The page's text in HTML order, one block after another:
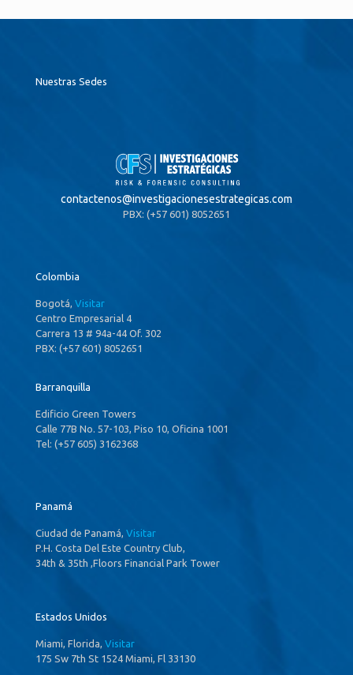
Nuestras Sedes
contactenos@investigacionesestrategicas.com
PBX: (+57 601) 8052651
Colombia
Bogotá, Visitar
Centro Empresarial 4
Carrera 13 # 94a-44 Of. 302
PBX: (+57 601) 8052651
Barranquilla
Edificio Green Towers
Calle 77B No. 57-103, Piso 10, Oficina 1001
Tel: (+57 605) 3162368
Panamá
Ciudad de Panamá, Visitar
P.H. Costa Del Este Country Club,
34th & 35th ,Floors Financial Park Tower
Estados Unidos
Miami, Florida, Visitar
175 Sw 7th St 1524 Miami, Fl 33130